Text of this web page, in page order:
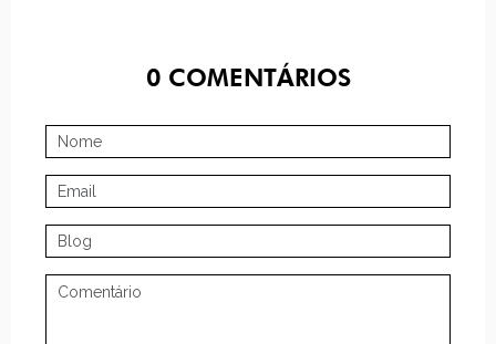
0COMENTÁRIOS